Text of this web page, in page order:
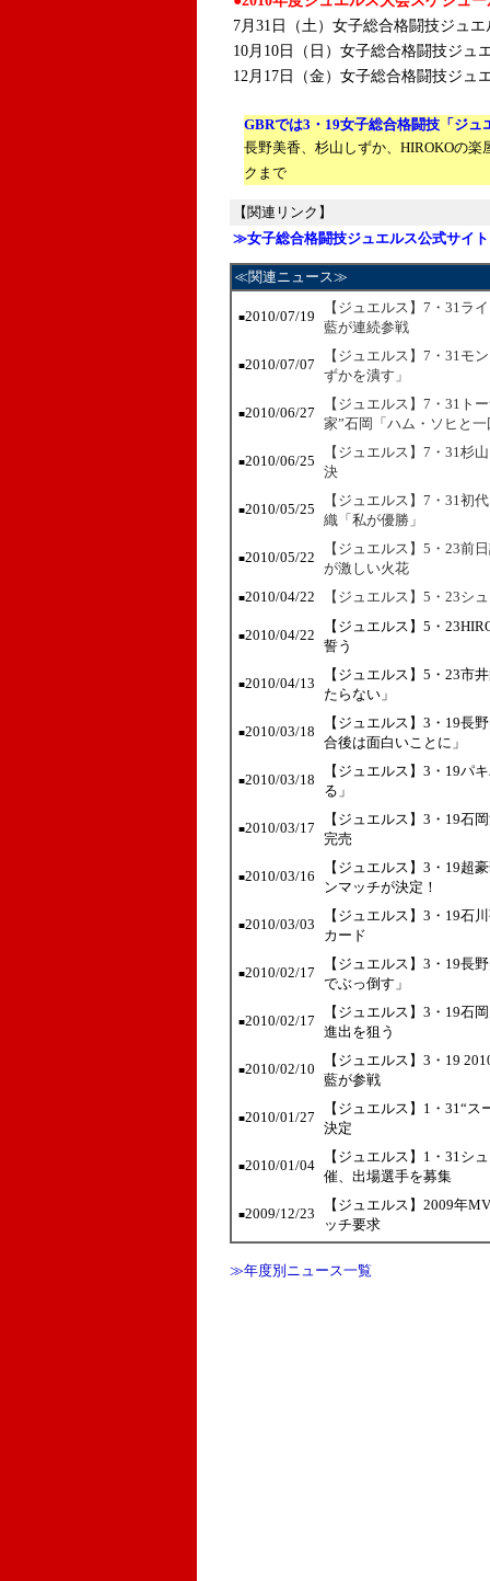
7月31日（土）女子総合格闘技ジュ
10月10日（日）女子総合格闘技ジ
12月17日（金）女子総合格闘技ジ
GBRでは3・19女子総合格闘技「ジュ
長野美香、杉山しずか、HIROKOの
クまで
【関連リンク】
≫女子総合格闘技ジュエルス公式サイト
≪関連ニュース≫
■2010/07/19
【ジュエルス】7・31ラ
藍が連続参戦
■2010/07/07
【ジュエルス】7・31モ
ずかを潰す」
■2010/06/27
【ジュエルス】7・31ト
家”石岡「ハム・ソヒと
■2010/06/25
【ジュエルス】7・31杉
決
■2010/05/25
【ジュエルス】7・31初
織「私が優勝」
■2010/05/22
【ジュエルス】5・23前
が激しい火花
■2010/04/22 【ジュエルス】5・23シ
■2010/04/22
【ジュエルス】5・
誓う
■2010/04/13
【ジュエルス】5・23市
たらない」
■2010/03/18
【ジュエルス】3・19長
合後は面白いことに」
■2010/03/18
【ジュエルス】3・19パ
る」
■2010/03/17
【ジュエルス】3・19石
完売
■2010/03/16
【ジュエルス】3・19超
ンマッチが決定！
■2010/03/03
【ジュエルス】3・19石
カード
■2010/02/17
【ジュエルス】3・19長
でぶっ倒す」
■2010/02/17
【ジュエルス】3・19石
進出を狙う
■2010/02/10
【ジュエルス】3・19
藍が参戦
■2010/01/27
【ジュエルス】1・31“
決定
■2010/01/04
【ジュエルス】1・31シ
催、出場選手を募集
■2009/12/23
【ジュエルス】2009年
ッチ要求
≫年度別ニュース一覧